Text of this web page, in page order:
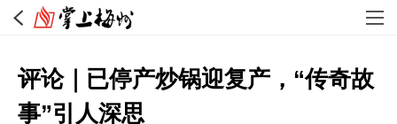
评论｜已停产炒锅迎复产，“传奇故
事”引人深思